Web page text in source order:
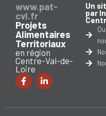
www.pat-
cvl.fr
Projets
Alimentaires
Territoriaux
en région
Centre-Val-de-
Loire
Un
par